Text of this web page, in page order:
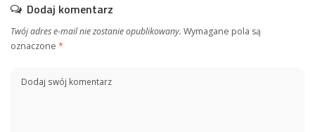
Dodaj komentarz
Twój adres e-mail nie zostanie opublikowany. Wymagane pola są
oznaczone *